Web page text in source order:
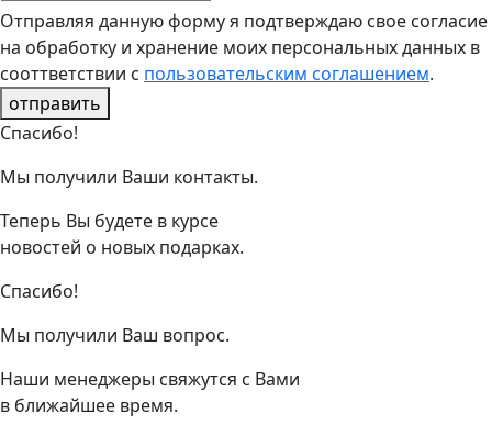
Отправляя данную форму я подтверждаю свое согласие
на обработку и хранение моих персональных данных в
сооттветствии с пользовательским соглашением.
отправить
Спасибо!
Мы получили Ваши контакты.
Теперь Вы будете в курсе
новостей о новых подарках.
Спасибо!
Мы получили Ваш вопрос.
Наши менеджеры свяжутся с Вами
в ближайшее время.